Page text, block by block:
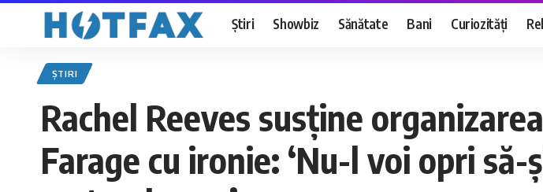
Știri Showbiz Sănătate Bani Curiozități
ȘTIRI
Rachel Reeves susține
Farage cu ironie: ‘Nu-l voi opri